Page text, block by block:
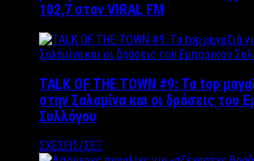
102,7 στον VIRAL FM
TALK OF THE TOWN #9: Τα top
στην Σαλαμίνα και οι δράσεις του
Συλλόγου
ΣΧΕΣΕΙΣ/ΣΕΞ